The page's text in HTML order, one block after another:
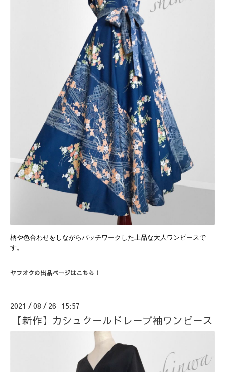
柄や色合わせをしながらパッチワークした上品な大人ワンピースで
す。
ヤフオクの出品ページはこちら！
2021 /08 / 26 15:57
【新作】カシュクールドレープ袖ワンピース